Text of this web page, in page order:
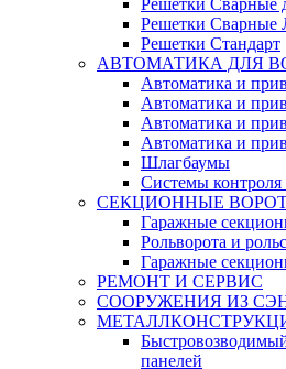
Решетки Сварные
Решетки Сварные
Решетки Стандарт
АВТОМАТИКА ДЛЯ
Автоматика и
Автоматика и
Автоматика и
Автоматика и
Шлагбаумы
Системы контроля
СЕКЦИОННЫЕ
Гаражные
Рольворота и
Гаражные
РЕМОНТ И СЕРВИС
СООРУЖЕНИЯ ИЗ
панелей